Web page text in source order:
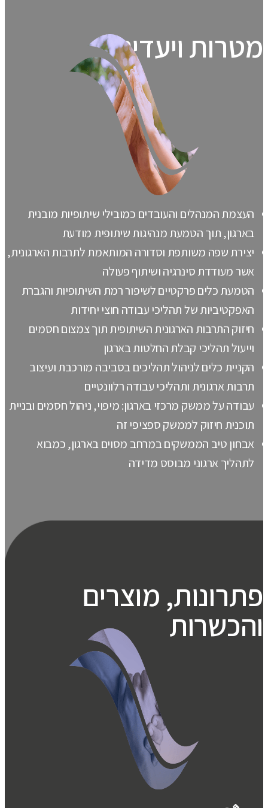
מטרות ויעדים
העצמת המנהלים והעובדים כמובילי שיתופיות מובנית
בארגון, תוך הטמעת מנהיגות שיתופית מודעת
יצירת שפה משותפת וסדורה המותאמת לתרבות הארגונית,
אשר מעודדת סינרגיה ושיתוף פעולה
הטמעת כלים פרקטיים לשיפור רמת השיתופיות והגברת
האפקטיביות של תהליכי עבודה חוצי יחידות
חיזוק התרבות הארגונית השיתופית תוך צמצום חסמים
וייעול תהליכי קבלת החלטות בארגון
הקניית כלים לניהול תהליכים בסביבה מורכבת ועיצוב
תרבות ארגונית ותהליכי עבודה רלוונטיים
עבודה על ממשק מרכזי בארגון: מיפוי, ניהול חסמים ובניית
תוכנית חיזוק לממשק ספציפי זה
אבחון טיב הממשקים במרחב מסוים בארגון, כמבוא
לתהליך ארגוני מבוסס מדידה
פתרונות, מוצרים
והכשרות